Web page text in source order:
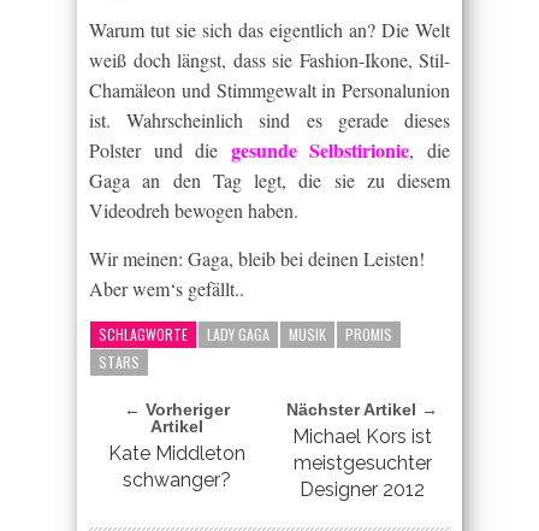
Warum tut sie sich das eigentlich an? Die Welt
weiß doch längst, dass sie Fashion-Ikone, Stil-
Chamäleon und Stimmgewalt in Personalunion
ist. Wahrscheinlich sind es gerade dieses
Polster und die gesunde Selbstirionie, die
Gaga an den Tag legt, die sie zu diesem
Videodreh bewogen haben.
Wir meinen: Gaga, bleib bei deinen Leisten!
Aber wem‘s gefällt..
SCHLAGWORTE LADY GAGA MUSIK
PROMIS
STARS
← Vorheriger
Artikel
Kate Middleton
schwanger?
Nächster Artikel →
Michael Kors ist
meistgesuchter
Designer 2012